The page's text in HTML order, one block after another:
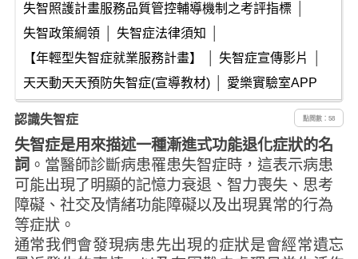
失智照護計畫服務品質管控輔導機制之考評指標
失智政策綱領
失智症法律須知
【年輕型失智症就業服務計畫】
失智症宣傳影片
天天動天天預防失智症(宣導教材)
愛樂實驗室APP
認識失智症 點閱數：58
失智症是用來描述一種漸進式功能退化症狀的名
詞 。當醫師診斷病患罹患失智症時，這表示病患
可能出現了明顯的記憶力衰退、智力喪失、思考
障礙、社交及情緒功能障礙以及出現異常的行為
等症狀。
通常我們會發現病患先出現的症狀是會經常遺忘